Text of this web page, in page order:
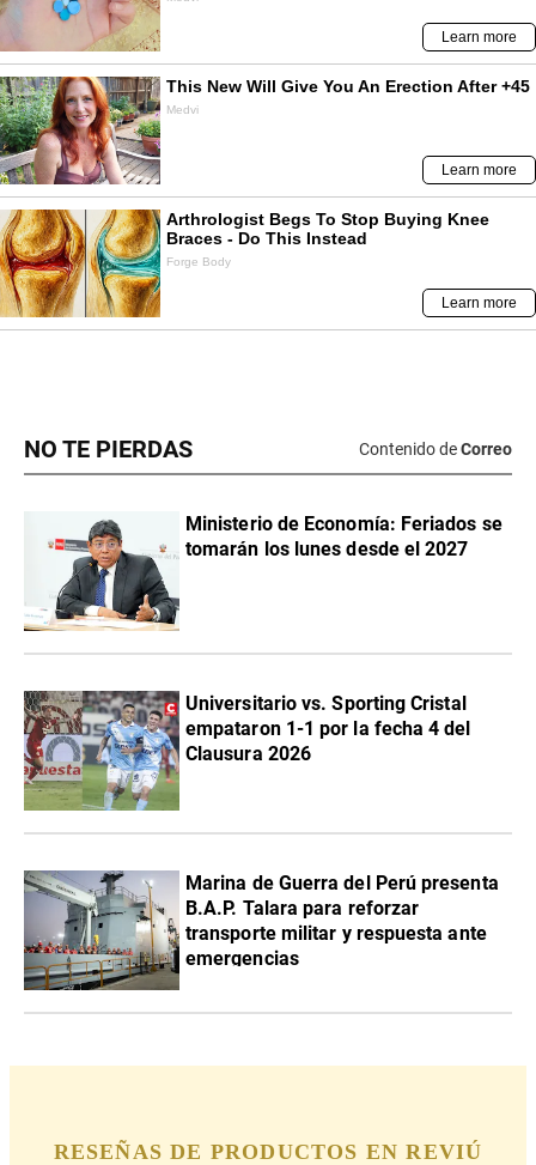
NO TE PIERDAS Contenido deCorreo
Ministerio de Economía: Feriados se
tomarán los lunes desde el 2027
Universitario vs. Sporting Cristal
empataron 1-1 por la fecha 4 del
Clausura 2026
Marina de Guerra del Perú presenta
B.A.P. Talara para reforzar
transporte militar y respuesta ante
emergencias